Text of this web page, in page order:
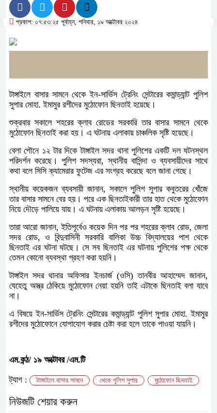
প্রকাশ: ০৭:৫৩:২৫ পূর্বাহ্ন, শনিবার, ১৯ অক্টোবর ২০২৪
টাঙ্গাইলে বাসার সামনে থেকে ইন-সার্ভিস ট্রেনিং সেন্টারের কমান্ড্যান্ট পুলিশ
সুপার মোহা. ইমামুর রশীদের মুঠোফোন ছিনতাই হয়েছে।
শুক্রবার সকালে শহরের ক্লাব রোডের সরকারি তার বাসার সামনে থেকে
মুঠোফোন ছিনতাই করা হয়। এ ঘটনায় এলাকায় চাঞ্চলিক সৃষ্টি হয়েছে।
বেলা পৌনে ১২ টার দিকে টাঙ্গাইল সদর থানা পুলিশের একটি দল ঘটনস্থল
পরিদর্শন করেছে। পুলিশ সদস্যরা, স্থানীয় বাসিন্দা ও ব্যবসায়ীদের সাথে
কথা বলে সিসি ক্যামেরার ফুটেজ এর সংগ্রহ করেছে বলে জানা গেছে।
স্থানীয় কয়েকজন ব্যবসায়ী জানান, সকালে পুলিশ সুপার কবুতরের খোঁজে
তার বাসার সামনে বের হয়। পরে এক ছিনতাইকারী তার হাত থেকে মুঠোফোন
নিয়ে দৌড়ে পালিয়ে যায়। এ ঘটনায় এলাকায় আলড়ন সৃষ্টি হয়েছে।
তারা আরো জানান, ইতিপূর্বেও কয়েক দিন পর পর শহরের ক্লাব রোড, জেলা
সদর রোড, ও বিন্দুবাসিনী সরকারি বালিকা উচ্চ বিদ্যালয়ের পাশ থেকে
ছিনতাই এর ঘটনা ঘটছে। সে সব ছিনতাই এর ঘটনায় পুলিশের পক্ষ থেকে
তেমন কোনো ব্যবস্থা গ্রহণ করা হয়নি।
টাঙ্গাইল সদর থানার অফিসার ইনচার্জ (ওসি) তানবীর আহাম্মেদ জানান,
যেহেতু অস্ত্র ঠেকিয়ে মুঠোফোন নেয়া হয়নি তাই এটাকে ছিনতাই বলা যাবে
না।
এ বিষয়ে ইন-সার্ভিস ট্রেনিং সেন্টারের কমান্ড্যান্ট পুলিশ সুপার মোহা. ইমামুর
রশীদের মুঠোফোনে যোগাযোগ করার চেষ্টা করা হলে তাকে পাওয়া যায়নি।
এম.কন্ঠ/ ১৯ অক্টোবর /এম.টি
ট্যাগ : টাঙ্গাইলে বাসার সামনে থেকে পুলিশ সুপার মুঠোফোন ছিনতাই
নিউজটি শেয়ার করুন